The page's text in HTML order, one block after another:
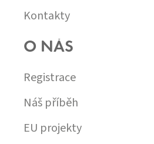
Kontakty
O NÁS
Registrace
Náš příběh
EU projekty